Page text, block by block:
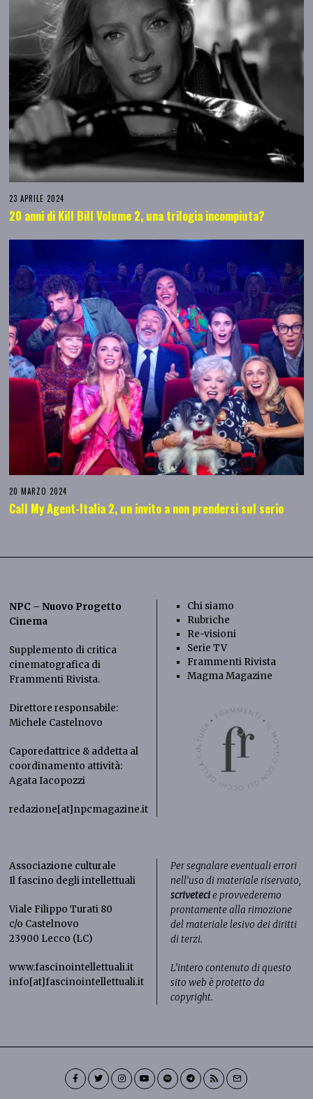
23 APRILE 2024
20 anni di Kill Bill Volume 2, una trilogia incompiuta?
20 MARZO 2024
Call My Agent-Italia 2, un invito a non prendersi sul serio
NPC – Nuovo Progetto
Cinema
Supplemento di critica
cinematografica di
Frammenti Rivista.
Direttore responsabile:
Michele Castelnovo
Caporedattrice & addetta al
coordinamento attività:
Agata Iacopozzi
redazione[at]npcmagazine.it
Chi siamo
Rubriche
Re-visioni
Serie TV
Frammenti Rivista
Magma Magazine
Associazione culturale
Il fascino degli intellettuali
Viale Filippo Turati 80
c/o Castelnovo
23900 Lecco (LC)
www.fascinointellettuali.it
info[at]fascinointellettuali.it
Per segnalare eventuali errori
nell’uso di materiale riservato,
scrivetecie provvederemo
prontamente alla rimozione
del materiale lesivo dei diritti
di terzi.
L’intero contenuto di questo
sito web è protetto da
copyright.